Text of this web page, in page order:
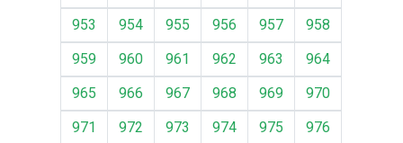
953
954 955 956 957
958
959
960 961 962 963
964
965
966 967 968 969
970
971
972 973 974 975
976